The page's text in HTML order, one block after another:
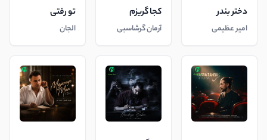
دختر بندر
امیر عظیمی
کجا گریزم
آرمان گرشاسبی
تو رفتی
الجان